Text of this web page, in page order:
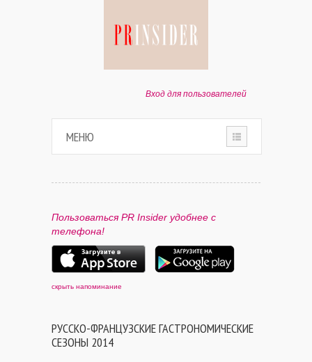
Вход для пользователей
МЕНЮ
ПАРТНЕРАМ
КОНТАКТЫ
Пользоваться PR Insider удобнее с
телефона!
скрыть напоминание
РУССКО-ФРАНЦУЗСКИЕ ГАСТРОНОМИЧЕСКИЕ
СЕЗОНЫ 2014